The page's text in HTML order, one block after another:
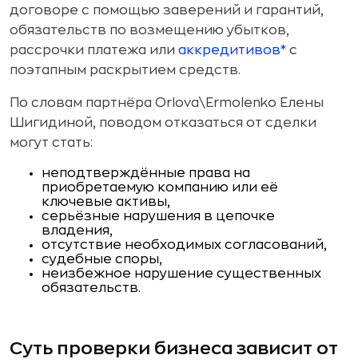
договоре с помощью заверений и гарантий,
обязательств по возмещению убытков,
рассрочки платежа или аккредитивов* с
поэтапным раскрытием средств.
По словам партнёра Orlova\Ermolenko Елены
Шигидиной, поводом отказаться от сделки
могут стать:
неподтверждённые права на
приобретаемую компанию или её
ключевые активы,
серьёзные нарушения в цепочке
владения,
отсутствие необходимых согласований,
судебные споры,
неизбежное нарушение существенных
обязательств.
Суть проверки бизнеса зависит от